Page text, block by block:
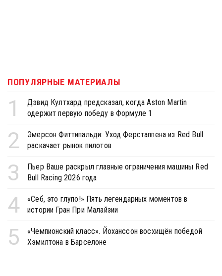
ПОПУЛЯРНЫЕ МАТЕРИАЛЫ
1
Дэвид Култхард предсказал, когда Aston Martin
одержит первую победу в Формуле 1
2
Эмерсон Фиттипальди: Уход Ферстаппена из Red Bull
раскачает рынок пилотов
3
Пьер Ваше раскрыл главные ограничения машины Red
Bull Racing 2026 года
4
«Себ, это глупо!» Пять легендарных моментов в
истории Гран При Малайзии
5
«Чемпионский класс». Йоханссон восхищён победой
Хэмилтона в Барселоне